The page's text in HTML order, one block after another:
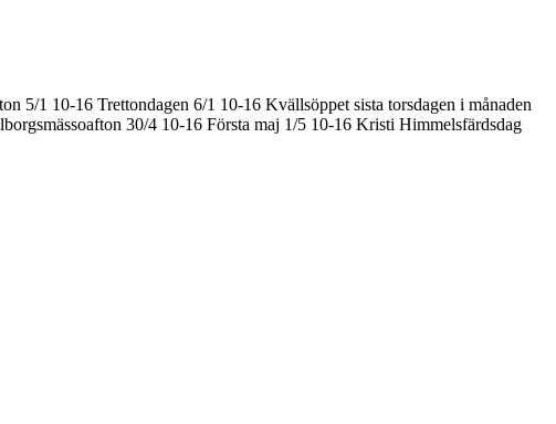
5/1 10-16 Trettondagen 6/1 10-16 Kvällsöppet sista torsdagen i månaden
30/4 10-16 Första maj 1/5 10-16 Kristi Himmelsfärdsdag